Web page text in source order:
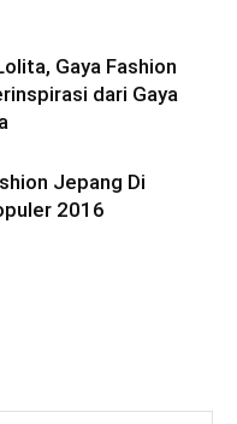
Gaya Fashion
dari Gaya
Jepang Di
2016